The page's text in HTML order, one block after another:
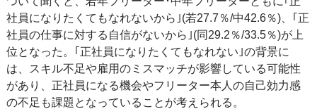
社員になりたくてもなれないから｣(若27.7％/中42.6％)、｢正
社員の仕事に対する自信がないから｣(同29.2％/33.5％)が上
位となった。｢正社員になりたくてもなれない｣の背景に
は、スキル不足や雇用のミスマッチが影響している可能性
があり、正社員になる機会やフリーター本人の自己効力感
の不足も課題となっていることが考えられる。